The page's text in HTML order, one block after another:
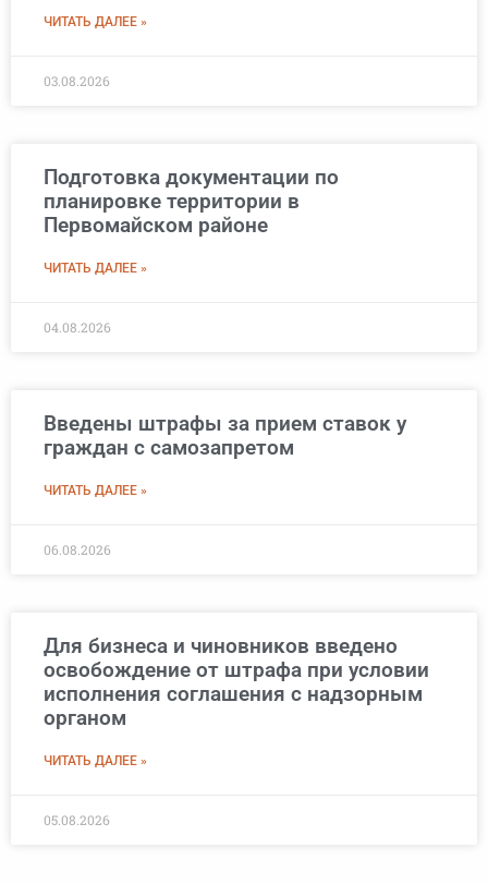
ЧИТАТЬ ДАЛЕЕ »
03.08.2026
Подготовка документации по
планировке территории в
Первомайском районе
ЧИТАТЬ ДАЛЕЕ »
04.08.2026
Введены штрафы за прием ставок у
граждан с самозапретом
ЧИТАТЬ ДАЛЕЕ »
06.08.2026
Для бизнеса и чиновников введено
освобождение от штрафа при условии
исполнения соглашения с надзорным
органом
ЧИТАТЬ ДАЛЕЕ »
05.08.2026